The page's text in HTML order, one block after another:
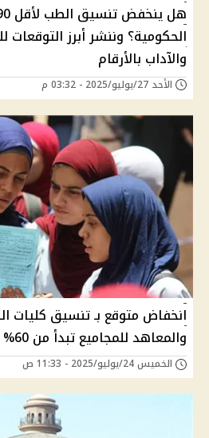
الحكومية؟ وننشر أبرز
والآداب بالأرقام
الأحد 27/يوليو/2025 - 03:32 م
انخفاض متوقع بـ تنسيق كليات
والمعاهد للمجاميع تبدأ من 60% علمي
الخميس 24/يوليو/2025 - 11:33 ص